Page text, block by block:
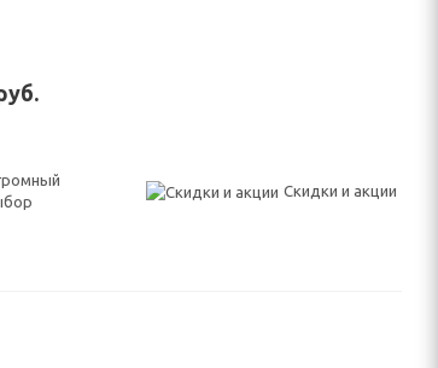
Скидки и акции